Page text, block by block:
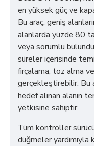
en yüksek güç ve
Bu araç, geniş
alanlarda yüzde 80
veya sorumlu
süreler içerisinde
fırçalama, toz alma
gerçekleştirebilir. Bu
hedef alınan alanın
yetkisine sahiptir.
Tüm kontroller
düğmeler